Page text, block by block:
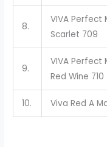
8.
VIVA Perfect
Scarlet 709
9.
VIVA Perfect
Red Wine 710
10. Viva Red A